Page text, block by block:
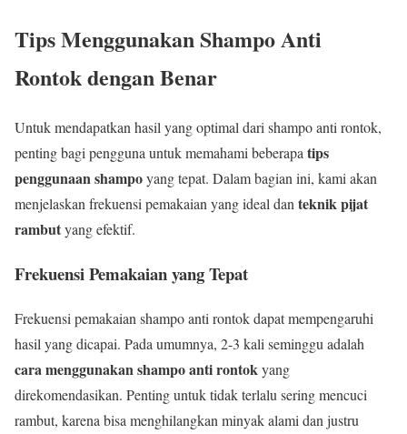
Tips Menggunakan Shampo Anti
Rontok dengan Benar
Untuk mendapatkan hasil yang optimal dari shampo anti rontok,
penting bagi pengguna untuk memahami beberapa tips
penggunaan shampoyang tepat. Dalam bagian ini, kami akan
menjelaskan frekuensi pemakaian yang ideal dan teknik pijat
rambutyang efektif.
Frekuensi Pemakaian yang Tepat
Frekuensi pemakaian shampo anti rontok dapat mempengaruhi
hasil yang dicapai. Pada umumnya, 2-3 kali seminggu adalah
cara menggunakan shampo anti rontokyang
direkomendasikan. Penting untuk tidak terlalu sering mencuci
rambut, karena bisa menghilangkan minyak alami dan justru